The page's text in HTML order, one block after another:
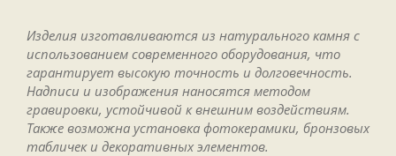
Изделия изготавливаются из натурального камня с
использованием современного оборудования, что
гарантирует высокую точность и долговечность.
Надписи и изображения наносятся методом
гравировки, устойчивой к внешним воздействиям.
Также возможна установка фотокерамики, бронзовых
табличек и декоративных элементов.